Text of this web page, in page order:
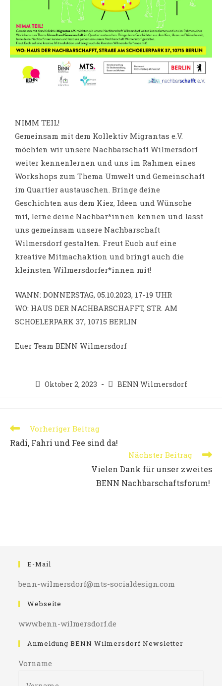
NIMM TEIL!
Gemeinsam mit dem Kollektiv Migrantas e.V.
möchten wir unsere Nachbarschaft Wilmersdorf
weiter kennenlernen und uns im Rahmen eines
Workshops zum Thema Umwelt und Gemeinschaft
im Quartier austauschen. Bringe deine
Geschichten aus dem Kiez, Ideen und Wünsche
mit, lerne deine Nachbar*innen kennen und lasst
uns gemeinsam unsere Nachbarschaft
Wilmersdorf gestalten. Freut Euch auf eine
kreative Mitmachaktion und bringt auch die
kleinsten Wilmersdorfer*innen mit!
WANN: DONNERSTAG, 05.10.2023, 17-19 UHR
WO: HAUS DER NACHBARSCHAFFT, STR. AM
SCHOELERPARK 37, 10715 BERLIN
Euer Team BENN Wilmersdorf
Oktober 2, 2023 BENN Wilmersdorf
Vorheriger Beitrag
Radi, Fahri und Fee sind da!
Nächster Beitrag
Vielen Dank für unser zweites
BENN Nachbarschaftsforum!
E-Mail
benn-wilmersdorf@mts-socialdesign.com
Webseite
www.benn-wilmersdorf.de
Anmeldung BENN Wilmersdorf Newsletter
Vorname